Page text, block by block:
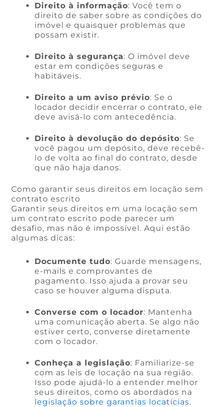
Direito à informação: Você tem o
direito de saber sobre as condições do
imóvel e quaisquer problemas que
possam existir.
Direito à segurança: O imóvel deve
estar em condições seguras e
habitáveis.
Direito a um aviso prévio: Se o
locador decidir encerrar o contrato, ele
deve avisá-lo com antecedência.
Direito à devolução do depósito: Se
você pagou um depósito, deve recebê-
lo de volta ao final do contrato, desde
que não haja danos.
Como garantir seus direitos em locação sem
contrato escrito
Garantir seus direitos em uma locação sem
um contrato escrito pode parecer um
desafio, mas não é impossível. Aqui estão
algumas dicas:
Documente tudo: Guarde mensagens,
e-mails e comprovantes de
pagamento. Isso ajuda a provar seu
caso se houver alguma disputa.
Converse com o locador: Mantenha
uma comunicação aberta. Se algo não
estiver certo, converse diretamente
com o locador.
Conheça a legislação: Familiarize-se
com as leis de locação na sua região.
Isso pode ajudá-lo a entender melhor
seus direitos, como os abordados na
legislação sobre garantias locatícias.